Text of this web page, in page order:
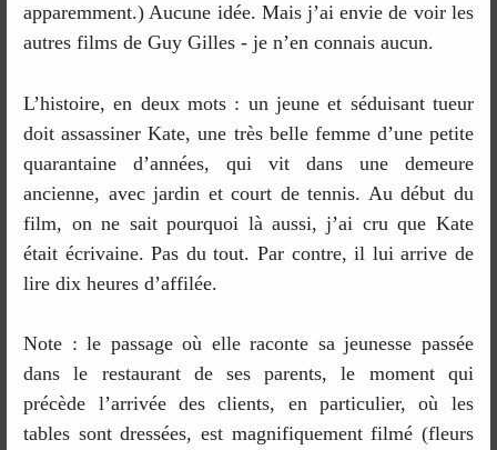
apparemment.) Aucune idée. Mais j’ai envie de voir les
autres films de Guy Gilles - je n’en connais aucun.
L’histoire, en deux mots : un jeune et séduisant tueur
doit assassiner Kate, une très belle femme d’une petite
quarantaine d’années, qui vit dans une demeure
ancienne, avec jardin et court de tennis. Au début du
film, on ne sait pourquoi là aussi, j’ai cru que Kate
était écrivaine. Pas du tout. Par contre, il lui arrive de
lire dix heures d’affilée.
Note : le passage où elle raconte sa jeunesse passée
dans le restaurant de ses parents, le moment qui
précède l’arrivée des clients, en particulier, où les
tables sont dressées, est magnifiquement filmé (fleurs